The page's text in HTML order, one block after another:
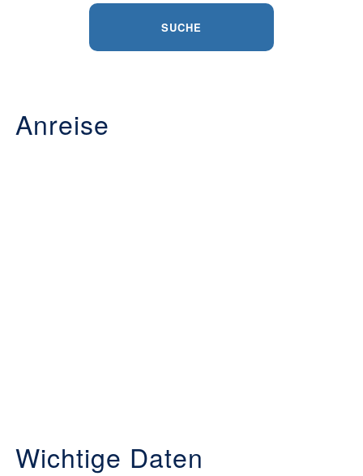
SUCHE
Anreise
Wichtige Daten